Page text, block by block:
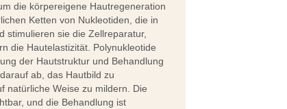
die körpereigene Hautregeneration
Ketten von Nukleotiden, die in
stimulieren sie die Zellreparatur,
die Hautelastizität. Polynukleotide
der Hautstruktur und Behandlung
ab, das Hautbild zu
natürliche Weise zu mildern. Die
und die Behandlung ist